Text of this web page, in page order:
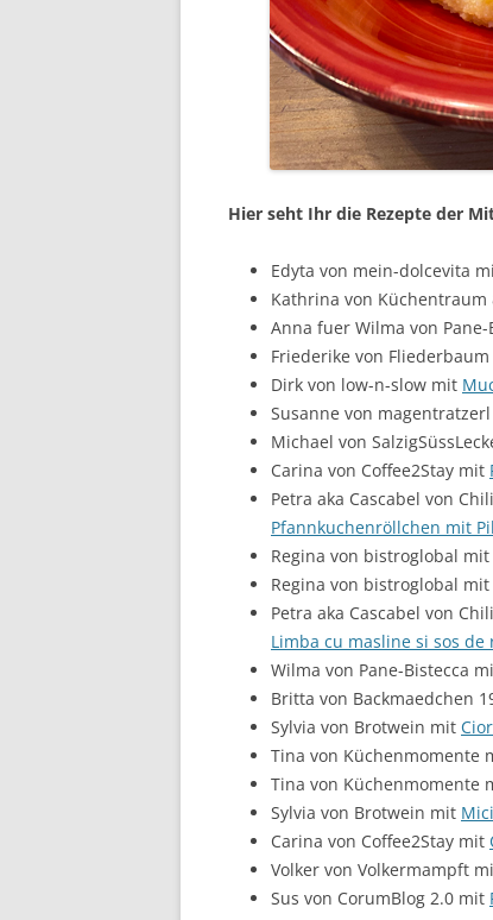
Hier seht Ihr die Rezepte der
Edyta von mein-dolcevita
Kathrina von
Anna fuer Wilma von
Friederike von
Dirk von low-n-slow mit
Susanne von
Michael von
Carina von Coffee2Stay mit
Petra aka Cascabel von
Pfannkuchenröllchen mit
Regina von bistroglobal mit
Regina von bistroglobal mit
Petra aka Cascabel von
Limba cu masline si sos de
Wilma von Pane-Bistecca
Britta von Backmaedchen
Sylvia von Brotwein mit
Tina von Küchenmomente
Tina von Küchenmomente
Sylvia von Brotwein mit
Carina von Coffee2Stay mit
Volker von Volkermampft
Sus von CorumBlog 2.0 mit